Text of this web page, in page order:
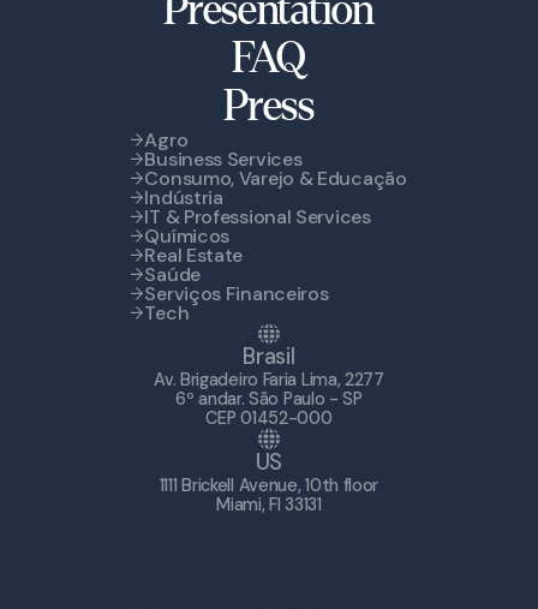
Presentation
FAQ
Press
Agro
Business Services
Consumo, Varejo & Educação
Indústria
IT & Professional Services
Químicos
Real Estate
Saúde
Serviços Financeiros
Tech
Brasil
Av. Brigadeiro Faria Lima, 2277
6º andar. São Paulo - SP
CEP 01452-000
US
1111 Brickell Avenue, 10th floor
Miami, Fl 33131